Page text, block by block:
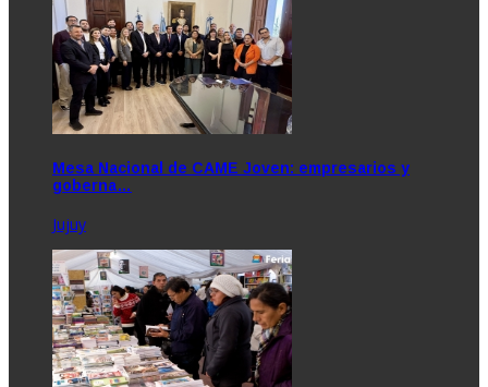
Mesa Nacional de CAME Joven: empresarios y
goberna…
Jujuy